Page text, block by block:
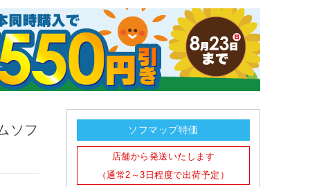
ソフ ソフマップ特価
店舗から発送いたします
（通常2～3日程度で出荷予定）